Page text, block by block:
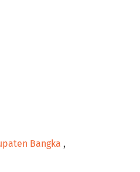
Bangka ,